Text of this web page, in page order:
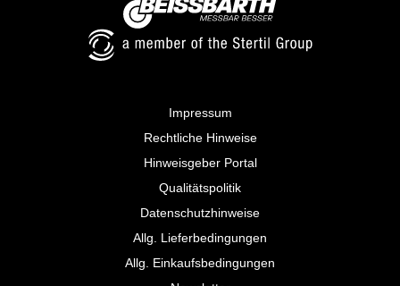
Impressum
Rechtliche Hinweise
Hinweisgeber Portal
Qualitätspolitik
Datenschutzhinweise
Allg. Lieferbedingungen
Allg. Einkaufsbedingungen